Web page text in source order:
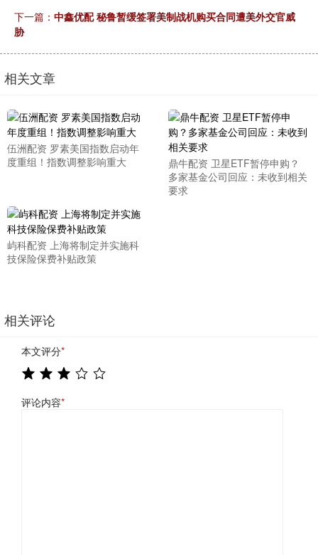
下一篇： 中鑫优配 秘鲁暂缓签署美制战机购买合同遭美外交官威
胁
相关文章
伍洲配资 罗素美国指数启动年
度重组！指数调整影响重大
鼎牛配资 卫星ETF暂停申购？
多家基金公司回应：未收到相关
要求
屿科配资 上海将制定并实施科
技保险保费补贴政策
相关评论
本文评分*
评论内容*